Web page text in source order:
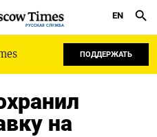
РУССКАЯ СЛУЖБА
EN
ПОДДЕРЖАТЬ
на